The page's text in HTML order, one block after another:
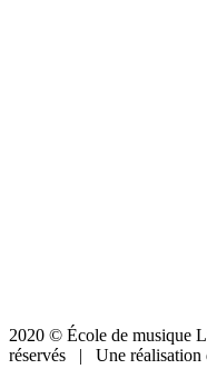
2020 © École de musique
réservés | Une réalisation